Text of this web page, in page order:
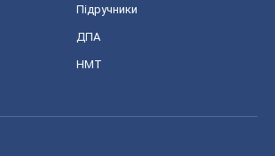
Підручники
ДПА
НМТ